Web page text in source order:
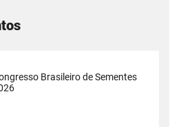
Brasileiro de Sementes